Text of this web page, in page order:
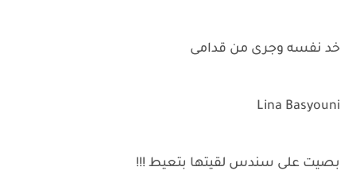
خد نفسه وجرى من قدامى
Lina Basyouni
بصيت على سندس لقيتها بتعيط !!!